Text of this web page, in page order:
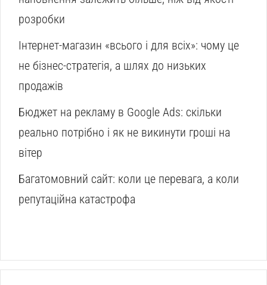
розробки
Інтернет-магазин «всього і для всіх»: чому це
не бізнес-стратегія, а шлях до низьких
продажів
Бюджет на рекламу в Google Ads: скільки
реально потрібно і як не викинути гроші на
вітер
Багатомовний сайт: коли це перевага, а коли
репутаційна катастрофа